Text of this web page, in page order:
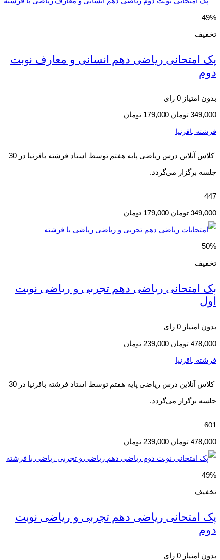
49%
تخفیف
پک امتحانی ریاضی دهم انسانی و معارف نوبت
دوم
بدون امتیاز 0 رای
349,000 تومان 179,000 تومان
فرشته باقرنیا
کلاس آنلاین درس ریاضی پایه هفتم توسط استاد فرشته باقرنیا در 30
جلسه برگزار می‌گردد.
447
349,000 تومان 179,000 تومان
50%
تخفیف
پک امتحانی ریاضی دهم تجربی و ریاضی نوبت
اول
بدون امتیاز 0 رای
478,000 تومان 239,000 تومان
فرشته باقرنیا
کلاس آنلاین درس ریاضی پایه هفتم توسط استاد فرشته باقرنیا در 30
جلسه برگزار می‌گردد.
601
478,000 تومان 239,000 تومان
49%
تخفیف
پک امتحانی ریاضی دهم تجربی و ریاضی نوبت
دوم
بدون امتیاز 0 رای